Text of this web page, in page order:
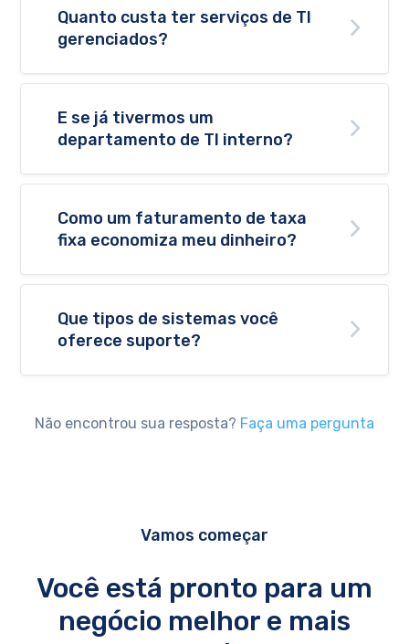
Quanto custa ter serviços de TI
gerenciados?
E se já tivermos um
departamento de TI interno?
Como um faturamento de taxa
fixa economiza meu dinheiro?
Que tipos de sistemas você
oferece suporte?
Não encontrou sua resposta? Faça uma pergunta
Vamos começar
Você está pronto para um
negócio melhor e mais